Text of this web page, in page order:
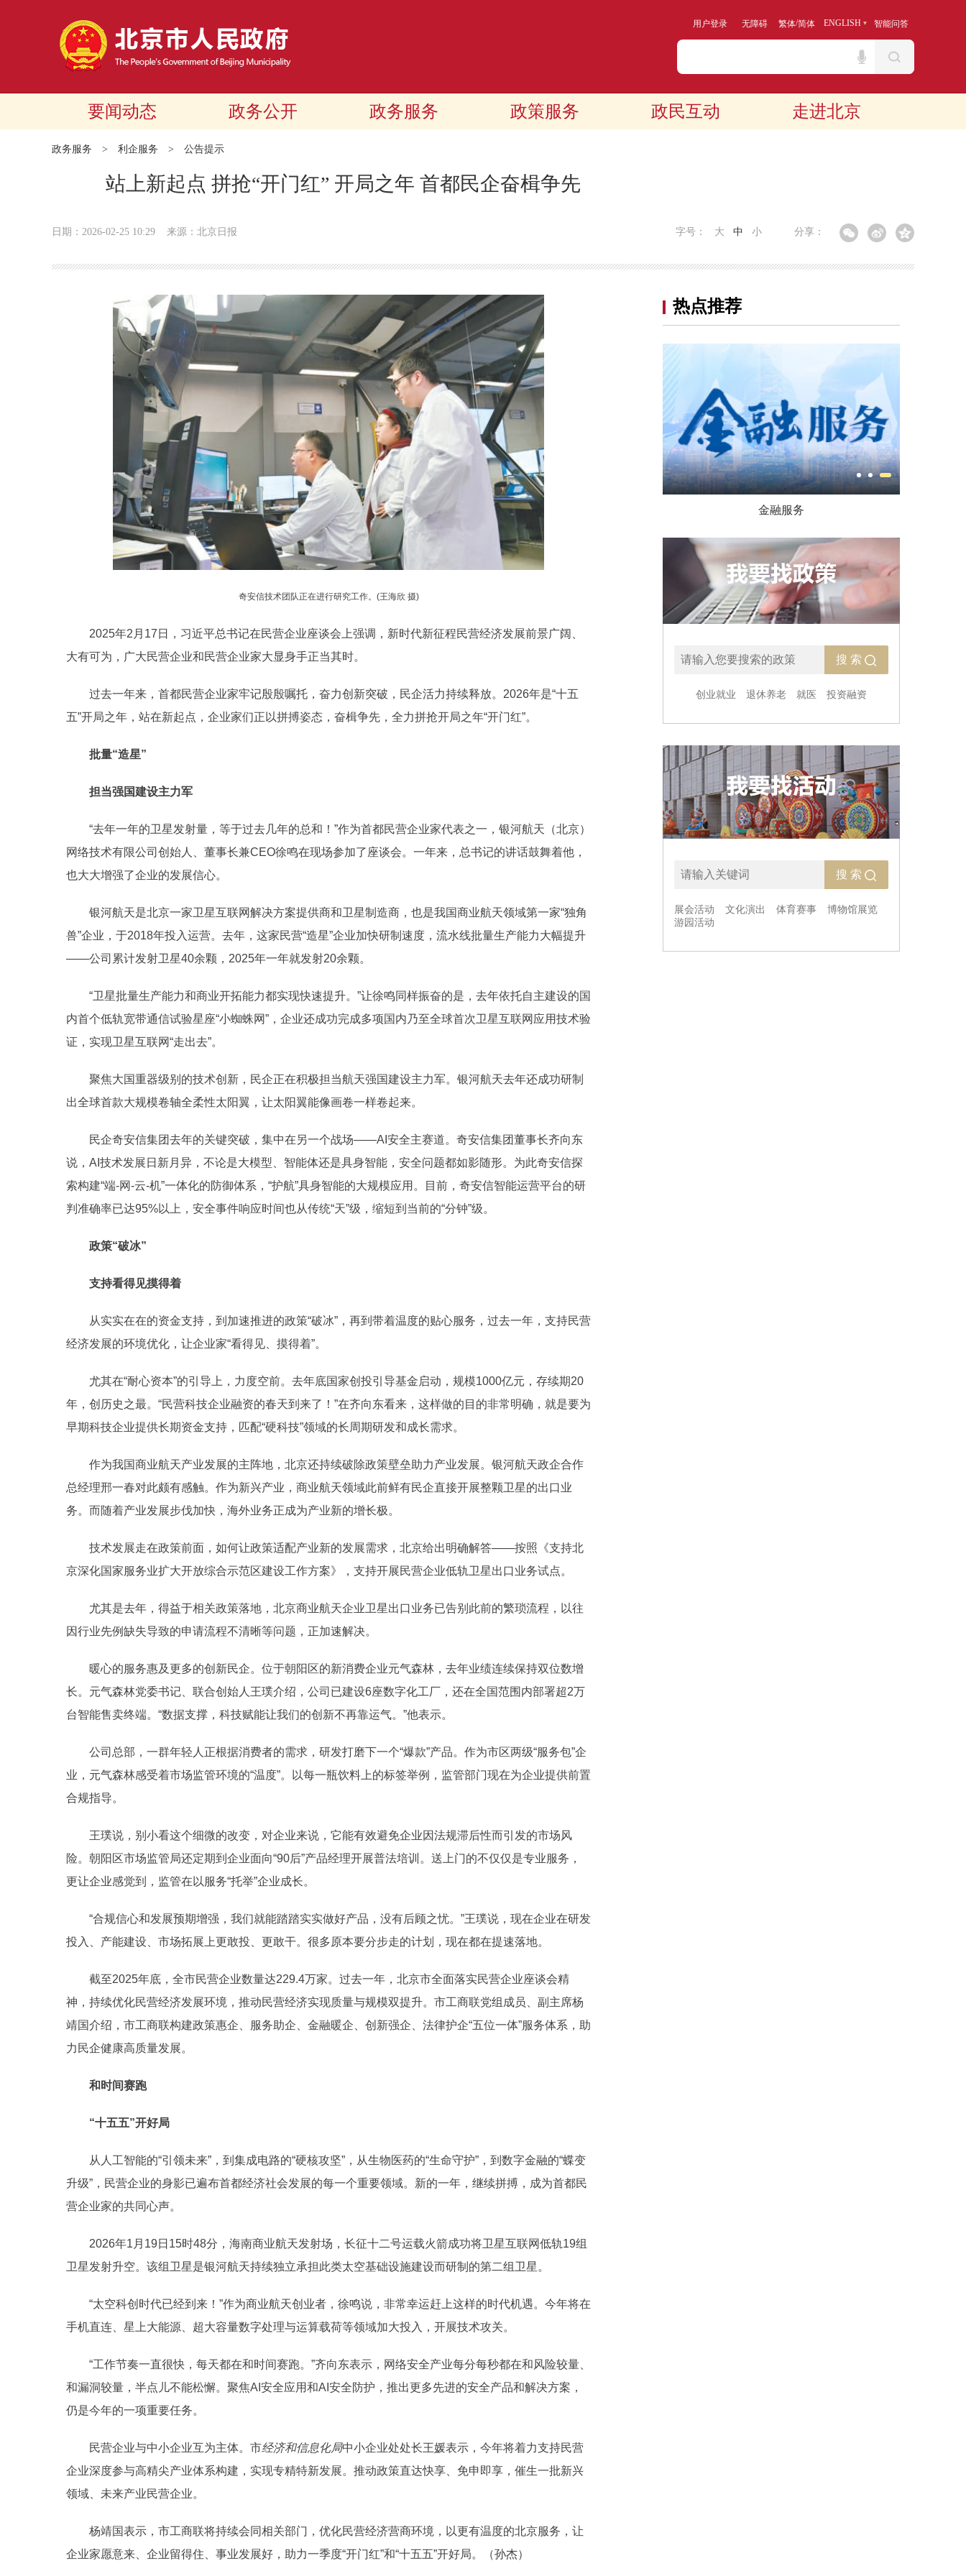
用户登录 无障碍 繁体/简体 ENGLISH 智能问答
要闻动态 政务公开 政务服务 政策服务 政民互动 走进北京
政务服务 > 利企服务 > 公告提示
站上新起点 拼抢“开门红” 开局之年 首都民企奋楫争先
日期：2026-02-25 10:29 来源：北京日报 分享：
字号： 大 中 小
奇安信技术团队正在进行研究工作。(王海欣 摄)
2025年2月17日，习近平总书记在民营企业座谈会上强调，新时代新征程民营经济发展前景广阔、
大有可为，广大民营企业和民营企业家大显身手正当其时。
过去一年来，首都民营企业家牢记殷殷嘱托，奋力创新突破，民企活力持续释放。2026年是“十五
五”开局之年，站在新起点，企业家们正以拼搏姿态，奋楫争先，全力拼抢开局之年“开门红”。
批量“造星”
担当强国建设主力军
“去年一年的卫星发射量，等于过去几年的总和！”作为首都民营企业家代表之一，银河航天（北京）
网络技术有限公司创始人、董事长兼CEO徐鸣在现场参加了座谈会。一年来，总书记的讲话鼓舞着他，
也大大增强了企业的发展信心。
银河航天是北京一家卫星互联网解决方案提供商和卫星制造商，也是我国商业航天领域第一家“独角
兽”企业，于2018年投入运营。去年，这家民营“造星”企业加快研制速度，流水线批量生产能力大幅提升
——公司累计发射卫星40余颗，2025年一年就发射20余颗。
“卫星批量生产能力和商业开拓能力都实现快速提升。”让徐鸣同样振奋的是，去年依托自主建设的国
内首个低轨宽带通信试验星座“小蜘蛛网”，企业还成功完成多项国内乃至全球首次卫星互联网应用技术验
证，实现卫星互联网“走出去”。
聚焦大国重器级别的技术创新，民企正在积极担当航天强国建设主力军。银河航天去年还成功研制
出全球首款大规模卷轴全柔性太阳翼，让太阳翼能像画卷一样卷起来。
民企奇安信集团去年的关键突破，集中在另一个战场——AI安全主赛道。奇安信集团董事长齐向东
说，AI技术发展日新月异，不论是大模型、智能体还是具身智能，安全问题都如影随形。为此奇安信探
索构建“端-网-云-机”一体化的防御体系，“护航”具身智能的大规模应用。目前，奇安信智能运营平台的研
判准确率已达95%以上，安全事件响应时间也从传统“天”级，缩短到当前的“分钟”级。
政策“破冰”
支持看得见摸得着
从实实在在的资金支持，到加速推进的政策“破冰”，再到带着温度的贴心服务，过去一年，支持民营
经济发展的环境优化，让企业家“看得见、摸得着”。
尤其在“耐心资本”的引导上，力度空前。去年底国家创投引导基金启动，规模1000亿元，存续期20
年，创历史之最。“民营科技企业融资的春天到来了！”在齐向东看来，这样做的目的非常明确，就是要为
早期科技企业提供长期资金支持，匹配“硬科技”领域的长周期研发和成长需求。
作为我国商业航天产业发展的主阵地，北京还持续破除政策壁垒助力产业发展。银河航天政企合作
总经理邢一春对此颇有感触。作为新兴产业，商业航天领域此前鲜有民企直接开展整颗卫星的出口业
务。而随着产业发展步伐加快，海外业务正成为产业新的增长极。
技术发展走在政策前面，如何让政策适配产业新的发展需求，北京给出明确解答——按照《支持北
京深化国家服务业扩大开放综合示范区建设工作方案》，支持开展民营企业低轨卫星出口业务试点。
尤其是去年，得益于相关政策落地，北京商业航天企业卫星出口业务已告别此前的繁琐流程，以往
因行业先例缺失导致的申请流程不清晰等问题，正加速解决。
暖心的服务惠及更多的创新民企。位于朝阳区的新消费企业元气森林，去年业绩连续保持双位数增
长。元气森林党委书记、联合创始人王璞介绍，公司已建设6座数字化工厂，还在全国范围内部署超2万
台智能售卖终端。“数据支撑，科技赋能让我们的创新不再靠运气。”他表示。
公司总部，一群年轻人正根据消费者的需求，研发打磨下一个“爆款”产品。作为市区两级“服务包”企
业，元气森林感受着市场监管环境的“温度”。以每一瓶饮料上的标签举例，监管部门现在为企业提供前置
合规指导。
王璞说，别小看这个细微的改变，对企业来说，它能有效避免企业因法规滞后性而引发的市场风
险。朝阳区市场监管局还定期到企业面向“90后”产品经理开展普法培训。送上门的不仅仅是专业服务，
更让企业感觉到，监管在以服务“托举”企业成长。
“合规信心和发展预期增强，我们就能踏踏实实做好产品，没有后顾之忧。”王璞说，现在企业在研发
投入、产能建设、市场拓展上更敢投、更敢干。很多原本要分步走的计划，现在都在提速落地。
截至2025年底，全市民营企业数量达229.4万家。过去一年，北京市全面落实民营企业座谈会精
神，持续优化民营经济发展环境，推动民营经济实现质量与规模双提升。市工商联党组成员、副主席杨
靖国介绍，市工商联构建政策惠企、服务助企、金融暖企、创新强企、法律护企“五位一体”服务体系，助
力民企健康高质量发展。
和时间赛跑
“十五五”开好局
从人工智能的“引领未来”，到集成电路的“硬核攻坚”，从生物医药的“生命守护”，到数字金融的“蝶变
升级”，民营企业的身影已遍布首都经济社会发展的每一个重要领域。新的一年，继续拼搏，成为首都民
营企业家的共同心声。
2026年1月19日15时48分，海南商业航天发射场，长征十二号运载火箭成功将卫星互联网低轨19组
卫星发射升空。该组卫星是银河航天持续独立承担此类太空基础设施建设而研制的第二组卫星。
“太空科创时代已经到来！”作为商业航天创业者，徐鸣说，非常幸运赶上这样的时代机遇。今年将在
手机直连、星上大能源、超大容量数字处理与运算载荷等领域加大投入，开展技术攻关。
“工作节奏一直很快，每天都在和时间赛跑。”齐向东表示，网络安全产业每分每秒都在和风险较量、
和漏洞较量，半点儿不能松懈。聚焦AI安全应用和AI安全防护，推出更多先进的安全产品和解决方案，
仍是今年的一项重要任务。
民营企业与中小企业互为主体。市经济和信息化局中小企业处处长王媛表示，今年将着力支持民营
企业深度参与高精尖产业体系构建，实现专精特新发展。推动政策直达快享、免申即享，催生一批新兴
领域、未来产业民营企业。
杨靖国表示，市工商联将持续会同相关部门，优化民营经济营商环境，以更有温度的北京服务，让
企业家愿意来、企业留得住、事业发展好，助力一季度“开门红”和“十五五”开好局。（孙杰）
热点推荐